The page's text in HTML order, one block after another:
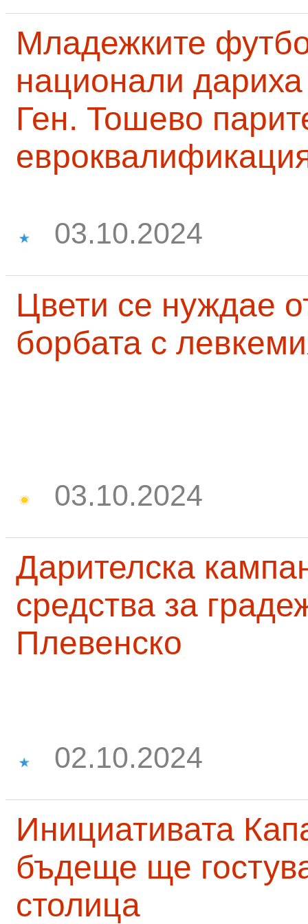
Младежките
национали
Ген. Тошево
03.10.2024
Цвети се нуждае
борбата с
03.10.2024
Дарителска
средства за
Плевенско
02.10.2024
Инициативата
бъдеще ще
столица